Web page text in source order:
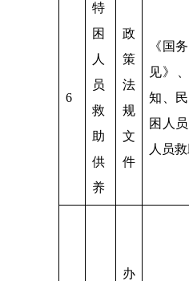
6
特
困
人
员
救
助
供
养
政
策
法
规
文
件
《国
见》
知、
困人
人员
办